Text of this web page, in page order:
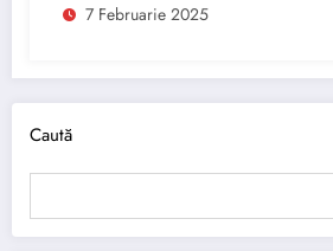
7 Februarie 2025
Caută